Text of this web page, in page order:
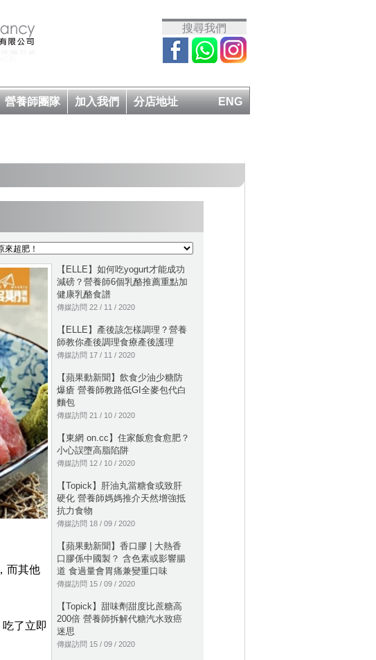
搜尋我們
營養師團隊 加入我們 分店地址 ENG
而其他
了立即
【ELLE】如何吃yogurt才能成功
減磅？營養師6個乳酪推薦重點加
健康乳酪食譜
傳媒訪問 22 / 11 / 2020
【ELLE】產後該怎樣調理？營養
師教你產後調理食療產後護理
傳媒訪問 17 / 11 / 2020
【蘋果動新聞】飲食少油少糖防
爆瘡 營養師教路低GI全麥包代白
麵包
傳媒訪問 21 / 10 / 2020
【東網 on.cc】住家飯愈食愈肥？
小心誤墮高脂陷阱
傳媒訪問 12 / 10 / 2020
【Topick】肝油丸當糖食或致肝
硬化 營養師媽媽推介天然增強抵
抗力食物
傳媒訪問 18 / 09 / 2020
【蘋果動新聞】香口膠 | 大熱香
口膠係中國製？ 含色素或影響腸
道 食過量會胃痛兼變重口味
傳媒訪問 15 / 09 / 2020
【Topick】甜味劑甜度比蔗糖高
200倍 營養師拆解代糖汽水致癌
迷思
傳媒訪問 15 / 09 / 2020